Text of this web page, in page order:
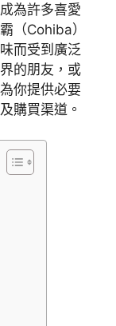
為許多喜愛
（Cohiba）
而受到廣泛
的朋友，或
你提供必要
購買渠道。